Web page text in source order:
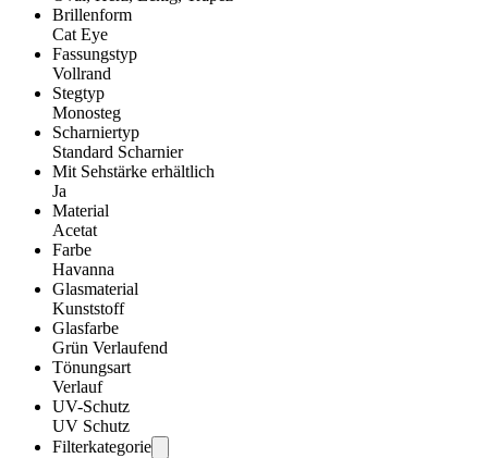
Brillenform
Cat Eye
Fassungstyp
Vollrand
Stegtyp
Monosteg
Scharniertyp
Standard Scharnier
Mit Sehstärke erhältlich
Ja
Material
Acetat
Farbe
Havanna
Glasmaterial
Kunststoff
Glasfarbe
Grün Verlaufend
Tönungsart
Verlauf
UV-Schutz
UV Schutz
Filterkategorie